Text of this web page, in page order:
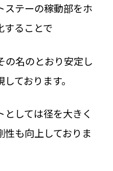
ステーの稼動部をホ
することで
の名のとおり安定し
ております。
しては径を大きく
性も向上しておりま